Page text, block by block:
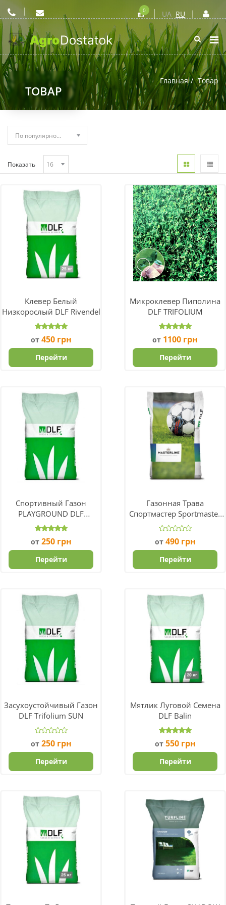
UA RU
0
ТОВАР
Главная Товар
Показать
Клевер Белый
Низкорослый DLF Rivendel
от 450 грн
Перейти
Микроклевер Пиполина
DLF TRIFOLIUM
от 1100 грн
Перейти
Спортивный Газон
PLAYGROUND DLF
Trifolium
от 250 грн
Перейти
Газонная Трава
Спортмастер Sportmaster
DLF Trifolium
от 490 грн
Перейти
Засухоустойчивый Газон
DLF Trifolium SUN
от 250 грн
Перейти
Мятлик Луговой Семена
DLF Balin
от 550 грн
Перейти